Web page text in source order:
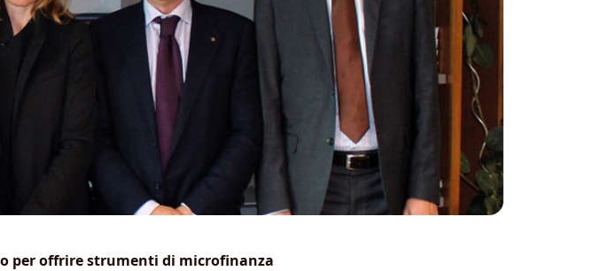
per offrire strumenti di microfinanza